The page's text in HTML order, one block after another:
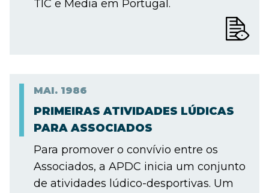
TIC e Media em Portugal.
MAI. 1986
PRIMEIRAS ATIVIDADES LÚDICAS
PARA ASSOCIADOS
Para promover o convívio entre os
Associados, a APDC inicia um conjunto
de atividades lúdico-desportivas. Um